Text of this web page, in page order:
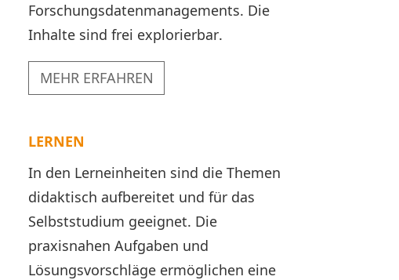
Forschungsdatenmanagements. Die
Inhalte sind frei explorierbar.
MEHR ERFAHREN
LERNEN
In den Lerneinheiten sind die Themen
didaktisch aufbereitet und für das
Selbststudium geeignet. Die
praxisnahen Aufgaben und
Lösungsvorschläge ermöglichen eine